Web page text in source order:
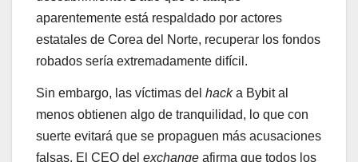
aparentemente está respaldado por actores
estatales de Corea del Norte, recuperar los fondos
robados sería extremadamente difícil.
Sin embargo, las víctimas del hacka Bybit al
menos obtienen algo de tranquilidad, lo que con
suerte evitará que se propaguen más acusaciones
falsas. El CEO del exchange afirma que todos los